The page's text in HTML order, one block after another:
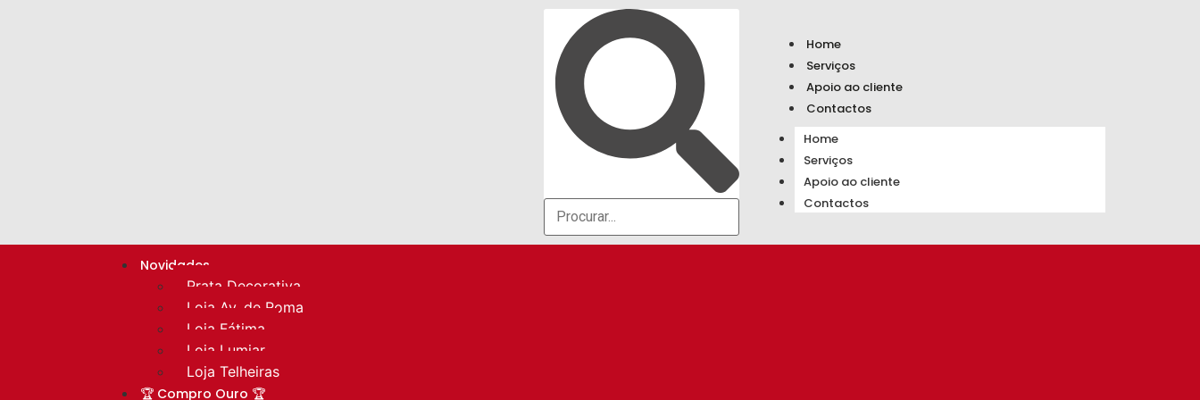
Home
Serviços
Apoio ao cliente
Contactos
Home
Serviços
Apoio ao cliente
Contactos
Novidades
Prata Decorativa
Loja Av. de Roma
Loja Fátima
Loja Lumiar
Loja Telheiras
🏆 Compro Ouro 🏆